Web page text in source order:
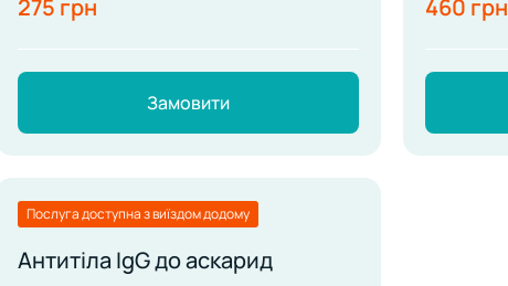
275 грн
Замовити
460 грн
Послуга доступна з виїздом додому
Антитіла IgG до аскарид